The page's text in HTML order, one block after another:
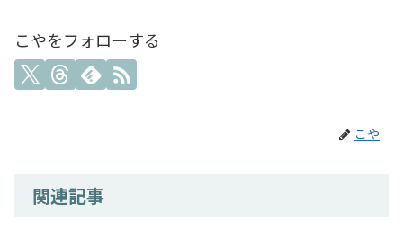
こやをフォローする
こや
関連記事